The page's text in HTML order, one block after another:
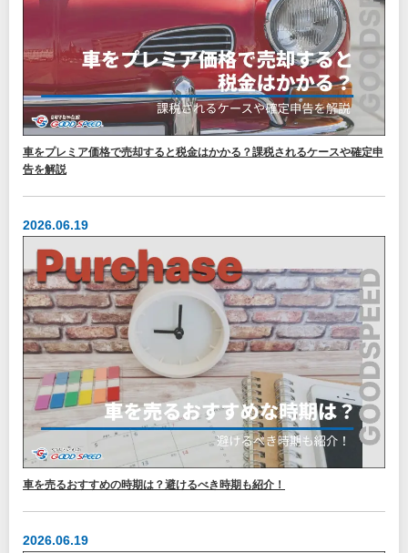
車をプレミア価格で売却すると税金はかかる？課税されるケースや確定申
告を解説
2026.06.19
車を売るおすすめの時期は？避けるべき時期も紹介！
2026.06.19